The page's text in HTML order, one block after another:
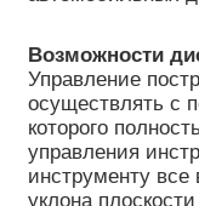
Возможности
Управление
осуществлять с
которого
управления
инструменту
уклона